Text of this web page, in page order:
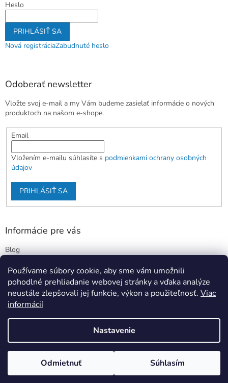
Používame súbory cookie, aby sme vám umožnili
pohodlné prehliadanie webovej stránky a vďaka analýze
neustále zlepšovali jej funkcie, výkon a použiteľnosť. Viac
informácií
Nastavenie
Odmietnuť Súhlasím
Heslo
PRIHLÁSIŤ SA
Nová registráciaZabudnuté heslo
Odoberať newsletter
Vložte svoj e-mail a my Vám budeme zasielať informácie o nových
produktoch na našom e-shope.
Email
Vložením e-mailu súhlasíte s podmienkami ochrany osobných
údajov
PRIHLÁSIŤ SA
Informácie pre vás
Blog
Obchodné podmienky
Podmienky ochrany osobných údajov
Vytvoril Shoptet
Copyright 2026 . Všetky práva vyhradené.